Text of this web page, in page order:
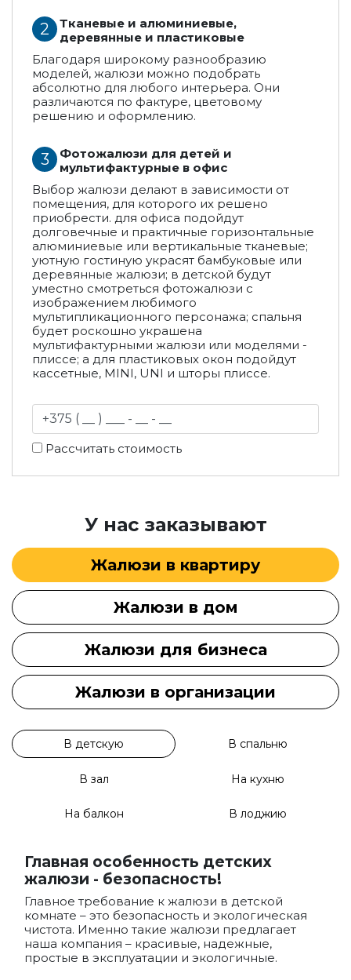
Тканевые и алюминиевые,
деревянные и пластиковые
Благодаря широкому разнообразию
моделей, жалюзи можно подобрать
абсолютно для любого интерьера. Они
различаются по фактуре, цветовому
решению и оформлению.
Фотожалюзи для детей и
мультифактурные в офис
Выбор жалюзи делают в зависимости от
помещения, для которого их решено
приобрести. для офиса подойдут
долговечные и практичные горизонтальные
алюминиевые или вертикальные тканевые;
уютную гостиную украсят бамбуковые или
деревянные жалюзи; в детской будут
уместно смотреться фотожалюзи с
изображением любимого
мультипликационного персонажа; спальня
будет роскошно украшена
мультифактурными жалюзи или моделями -
плиссе; а для пластиковых окон подойдут
кассетные, MINI, UNI и шторы плиссе.
Рассчитать стоимость
У нас заказывают
Жалюзи в квартиру
Жалюзи в дом
Жалюзи для бизнеса
Жалюзи в организации
В детскую В спальню
В зал На кухню
На балкон В лоджию
Главная особенность детских
жалюзи - безопасность!
Главное требование к жалюзи в детской
комнате – это безопасность и экологическая
чистота. Именно такие жалюзи предлагает
наша компания – красивые, надежные,
простые в эксплуатации и экологичные.